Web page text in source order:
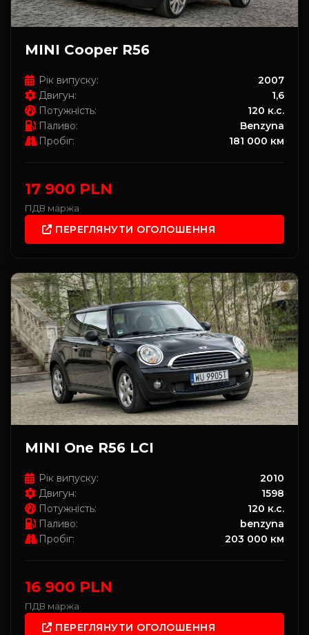
MINI Cooper R56
Рік випуску:
2007
Двигун:
1,6
Потужність:
120 к.с.
Паливо:
Benzyna
Пробіг:
181 000 км
17 900 PLN
ПДВ маржа
ПЕРЕГЛЯНУТИ ОГОЛОШЕННЯ
MINI One R56 LCI
Рік випуску:
2010
Двигун:
1598
Потужність:
120 к.с.
Паливо:
benzyna
Пробіг:
203 000 км
16 900 PLN
ПДВ маржа
ПЕРЕГЛЯНУТИ ОГОЛОШЕННЯ